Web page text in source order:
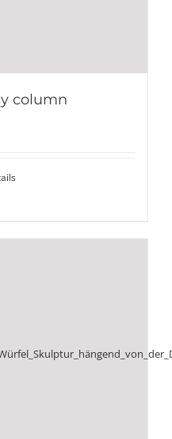
column